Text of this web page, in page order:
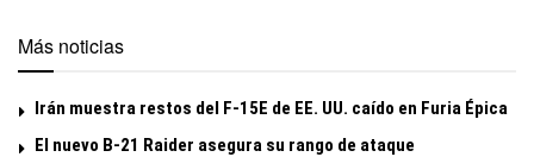
Más noticias
Irán muestra restos del F-15E de EE. UU. caído en Furia Épica
El nuevo B-21 Raider asegura su rango de ataque